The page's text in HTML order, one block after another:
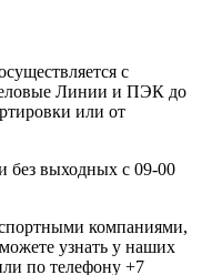
с
Линии и ПЭК до
или от
без выходных с 09-00
компаниями,
узнать у наших
по телефону +7